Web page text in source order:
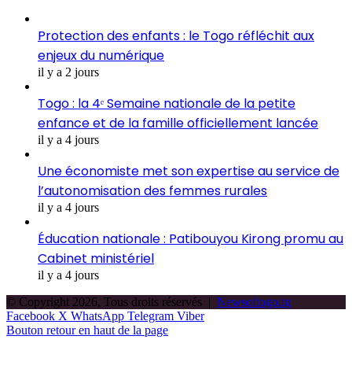
Protection des enfants : le Togo réfléchit aux
enjeux du numérique
il y a 2 jours
Togo : la 4ᵉ Semaine nationale de la petite
enfance et de la famille officiellement lancée
il y a 4 jours
Une économiste met son expertise au service de
l’autonomisation des femmes rurales
il y a 4 jours
Éducation nationale : Patibouyou Kirong promu au
Cabinet ministériel
il y a 4 jours
© Copyright 2026, Tous droits réservés | Newsoftogo.tg
Facebook X WhatsApp Telegram Viber
Bouton retour en haut de la page